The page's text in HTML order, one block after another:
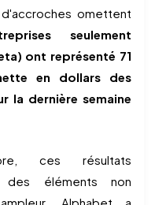
omettent
seulement
ont représenté 71
en dollars des
la dernière semaine
ces résultats
des éléments non